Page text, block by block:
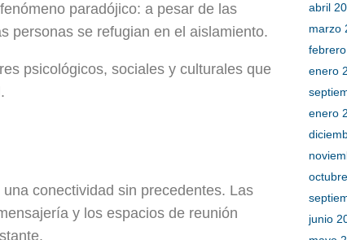
paradójico: a pesar de las
personas se refugian en el aislamiento.
psicológicos, sociales y culturales que
conectividad sin precedentes. Las
y los espacios de reunión
abril
marzo
enero
enero
junio